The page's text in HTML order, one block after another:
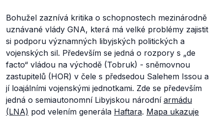
Bohužel zaznívá kritika o schopnostech mezinárodně
uznávané vlády GNA, která má velké problémy zajistit
si podporu významných libyjských politických a
vojenských sil. Především se jedná o rozpory s „de
facto“ vládou na východě (Tobruk) - sněmovnou
zastupitelů (HOR) v čele s předsedou Salehem Issou a
jí loajálními vojenskými jednotkami. Zde se především
jedná o semiautonomní Libyjskou národní armádu
(LNA) pod velením generála Haftara. Mapa ukazuje